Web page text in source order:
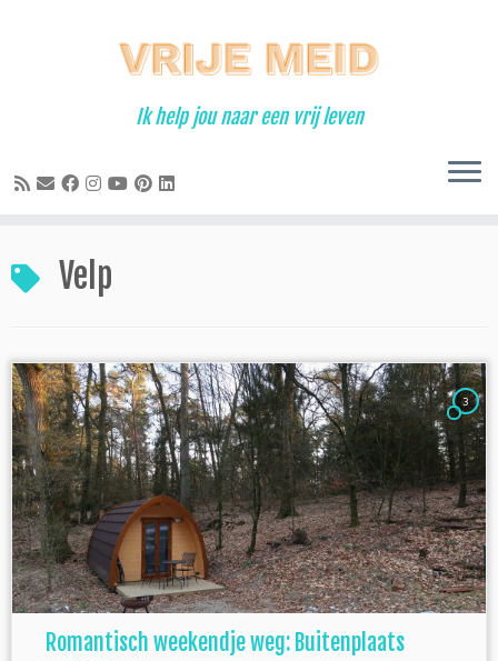
Ik help jou naar een vrij leven
Velp
3
Romantisch weekendje weg: Buitenplaats